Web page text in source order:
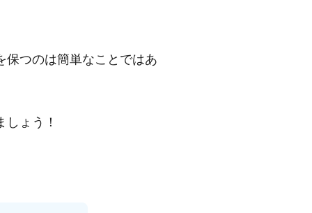
保つのは簡単なことではあ
ょう！